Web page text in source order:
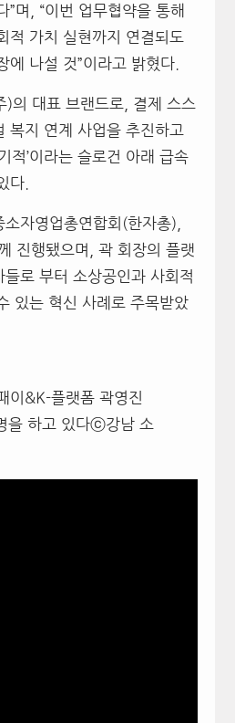
”며, “이번 업무협약을 통해
적 가치 실현까지 연결되도
에 나설 것”이라고 밝혔다.
)의 대표 브랜드로, 결제 스스
복지 연계 사업을 추진하고
적’이라는 슬로건 아래 급속
다.
자영업총연합회(한자총),
진행됐으며, 곽 회장의 플랫
로 부터 소상공인과 사회적
있는 혁신 사례로 주목받았
이&K-플랫폼 곽영진
을 하고 있다ⓒ강남 소